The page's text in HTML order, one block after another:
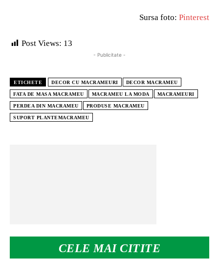
CELE MAI CITITE
Sursa foto: Pinterest
Post Views: 13
- Publicitate -
ETICHETE DECOR CU MACRAMEURI DECOR MACRAMEU
FATA DE MASA MACRAMEU MACRAMEU LA MODA MACRAMEURI
PERDEA DIN MACRAMEU PRODUSE MACRAMEU
SUPORT PLANTEMACRAMEU